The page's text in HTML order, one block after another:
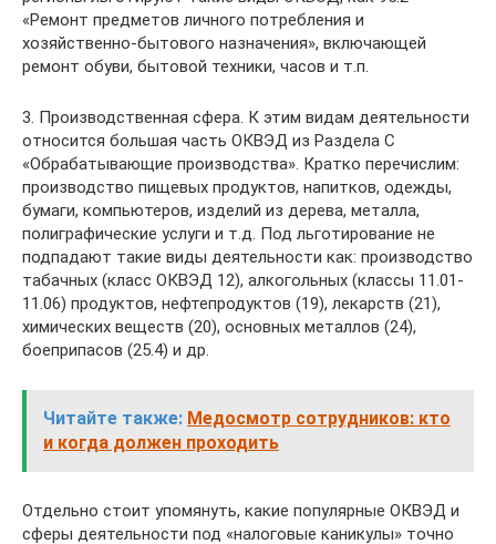
«Ремонт предметов личного потребления и
хозяйственно-бытового назначения», включающей
ремонт обуви, бытовой техники, часов и т.п.
3. Производственная сфера. К этим видам деятельности
относится большая часть ОКВЭД из Раздела С
«Обрабатывающие производства». Кратко перечислим:
производство пищевых продуктов, напитков, одежды,
бумаги, компьютеров, изделий из дерева, металла,
полиграфические услуги и т.д. Под льготирование не
подпадают такие виды деятельности как: производство
табачных (класс ОКВЭД 12), алкогольных (классы 11.01-
11.06) продуктов, нефтепродуктов (19), лекарств (21),
химических веществ (20), основных металлов (24),
боеприпасов (25.4) и др.
Читайте также: Медосмотр сотрудников: кто
и когда должен проходить
Отдельно стоит упомянуть, какие популярные ОКВЭД и
сферы деятельности под «налоговые каникулы» точно